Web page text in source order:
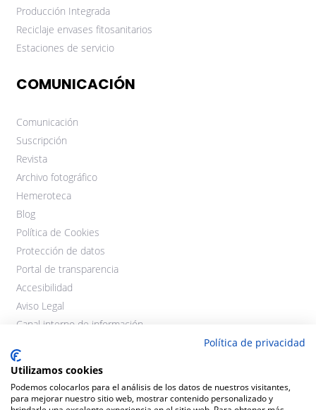
Producción Integrada
Reciclaje envases fitosanitarios
Estaciones de servicio
COMUNICACIÓN
Comunicación
Suscripción
Revista
Archivo fotográfico
Hemeroteca
Blog
Política de Cookies
Protección de datos
Portal de transparencia
Accesibilidad
Aviso Legal
Canal interno de información
Política de privacidad
Utilizamos cookies
Podemos colocarlos para el análisis de los datos de nuestros visitantes,
para mejorar nuestro sitio web, mostrar contenido personalizado y